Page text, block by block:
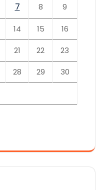
7 8 9
14 15 16
21 22 23
28 29 30